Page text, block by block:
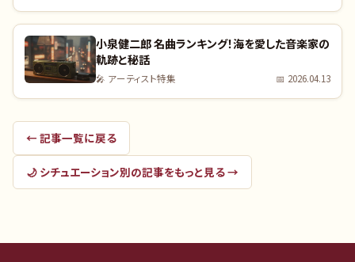
小泉健二郎 名曲ランキング！海を愛した音楽家の
軌跡と秘話
🎤 アーティスト特集 📅 2026.04.13
← 記事一覧に戻る
🌙 シチュエーション別の記事をもっと見る →